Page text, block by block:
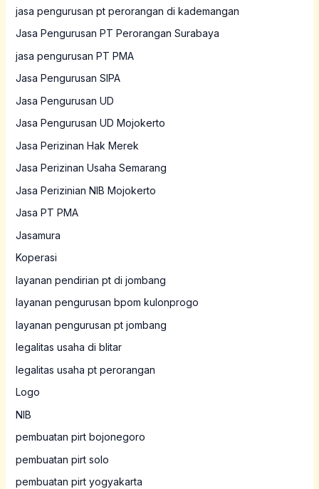
jasa pengurusan pt perorangan di kademangan
Jasa Pengurusan PT Perorangan Surabaya
jasa pengurusan PT PMA
Jasa Pengurusan SIPA
Jasa Pengurusan UD
Jasa Pengurusan UD Mojokerto
Jasa Perizinan Hak Merek
Jasa Perizinan Usaha Semarang
Jasa Perizinian NIB Mojokerto
Jasa PT PMA
Jasamura
Koperasi
layanan pendirian pt di jombang
layanan pengurusan bpom kulonprogo
layanan pengurusan pt jombang
legalitas usaha di blitar
legalitas usaha pt perorangan
Logo
NIB
pembuatan pirt bojonegoro
pembuatan pirt solo
pembuatan pirt yogyakarta